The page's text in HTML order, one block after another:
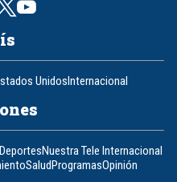
UnidosInternacional
DeportesNuestra Tele Internacional
SaludProgramasOpinión